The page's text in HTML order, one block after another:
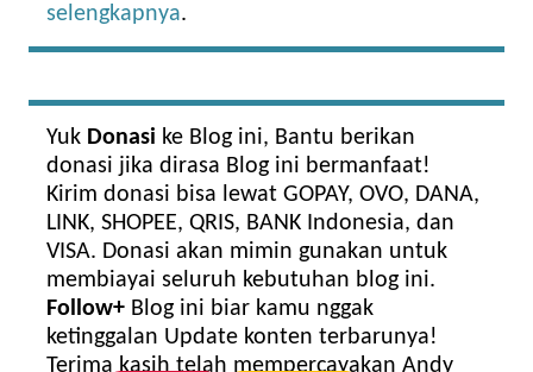
selengkapnya.
Yuk Donasi ke Blog ini, Bantu berikan
donasi jika dirasa Blog ini bermanfaat!
Kirim donasi bisa lewat GOPAY, OVO, DANA,
LINK, SHOPEE, QRIS, BANK Indonesia, dan
VISA. Donasi akan mimin gunakan untuk
membiayai seluruh kebutuhan blog ini.
Follow+ Blog ini biar kamu nggak
ketinggalan Update konten terbarunya!
Terima kasih telah mempercayakan Andy